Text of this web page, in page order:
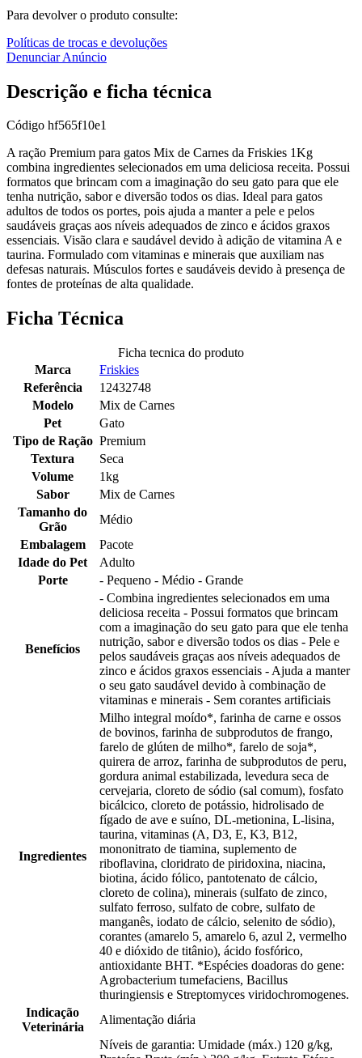
Para devolver o produto consulte:
Políticas de trocas e devoluções
Denunciar Anúncio
Descrição e ficha técnica
Código hf565f10e1
A ração Premium para gatos Mix de Carnes da Friskies 1Kg
combina ingredientes selecionados em uma deliciosa receita. Possui
formatos que brincam com a imaginação do seu gato para que ele
tenha nutrição, sabor e diversão todos os dias. Ideal para gatos
adultos de todos os portes, pois ajuda a manter a pele e pelos
saudáveis graças aos níveis adequados de zinco e ácidos graxos
essenciais. Visão clara e saudável devido à adição de vitamina A e
taurina. Formulado com vitaminas e minerais que auxiliam nas
defesas naturais. Músculos fortes e saudáveis devido à presença de
fontes de proteínas de alta qualidade.
Ficha Técnica
Ficha tecnica do produto
Marca
Friskies
Referência
12432748
Modelo
Mix de Carnes
Pet
Gato
Tipo de Ração Premium
Textura
Seca
Volume
1kg
Sabor
Mix de Carnes
Tamanho do
Grão
Médio
Embalagem
Pacote
Idade do Pet
Adulto
Porte
- Pequeno - Médio - Grande
Benefícios
- Combina ingredientes selecionados em uma
deliciosa receita - Possui formatos que brincam
com a imaginação do seu gato para que ele tenha
nutrição, sabor e diversão todos os dias - Pele e
pelos saudáveis graças aos níveis adequados de
zinco e ácidos graxos essenciais - Ajuda a manter
o seu gato saudável devido à combinação de
vitaminas e minerais - Sem corantes artificiais
Ingredientes
Milho integral moído*, farinha de carne e ossos
de bovinos, farinha de subprodutos de frango,
farelo de glúten de milho*, farelo de soja*,
quirera de arroz, farinha de subprodutos de peru,
gordura animal estabilizada, levedura seca de
cervejaria, cloreto de sódio (sal comum), fosfato
bicálcico, cloreto de potássio, hidrolisado de
fígado de ave e suíno, DL-metionina, L-lisina,
taurina, vitaminas (A, D3, E, K3, B12,
mononitrato de tiamina, suplemento de
riboflavina, cloridrato de piridoxina, niacina,
biotina, ácido fólico, pantotenato de cálcio,
cloreto de colina), minerais (sulfato de zinco,
sulfato ferroso, sulfato de cobre, sulfato de
manganês, iodato de cálcio, selenito de sódio),
corantes (amarelo 5, amarelo 6, azul 2, vermelho
40 e dióxido de titânio), ácido fosfórico,
antioxidante BHT. *Espécies doadoras do gene:
Agrobacterium tumefaciens, Bacillus
thuringiensis e Streptomyces viridochromogenes.
Indicação
Veterinária
Alimentação diária
Níveis de garantia: Umidade (máx.) 120 g/kg,